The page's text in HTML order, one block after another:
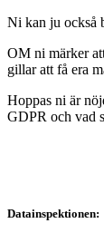
Ni kan ju också
OM ni märker
gillar att få era
Hoppas ni är
GDPR och vad
Datainspektionen: